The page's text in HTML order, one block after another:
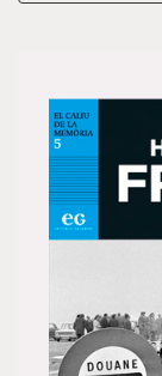
habituals.
Visualitza un
portada